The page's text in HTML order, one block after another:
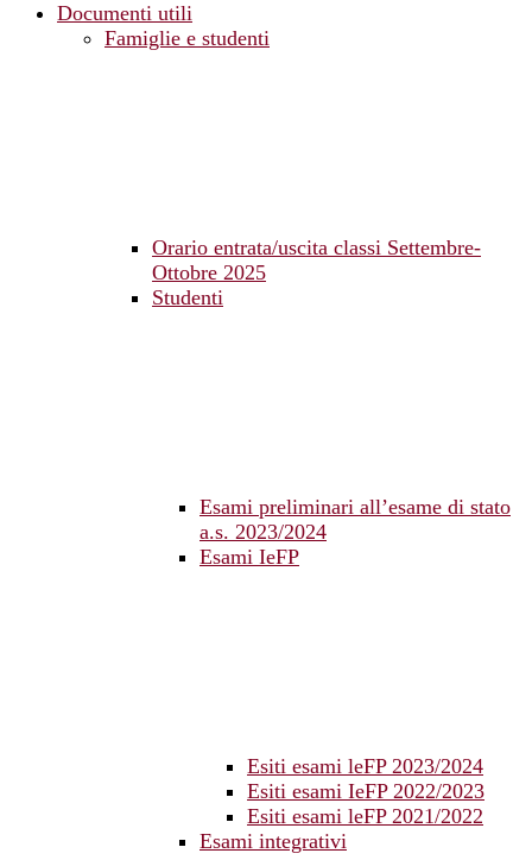
Documenti utili
Famiglie e studenti
Orario entrata/uscita classi Settembre-
Ottobre 2025
Studenti
Esami preliminari all’esame di stato
a.s. 2023/2024
Esami IeFP
Esiti esami leFP 2023/2024
Esiti esami IeFP 2022/2023
Esiti esami leFP 2021/2022
Esami integrativi